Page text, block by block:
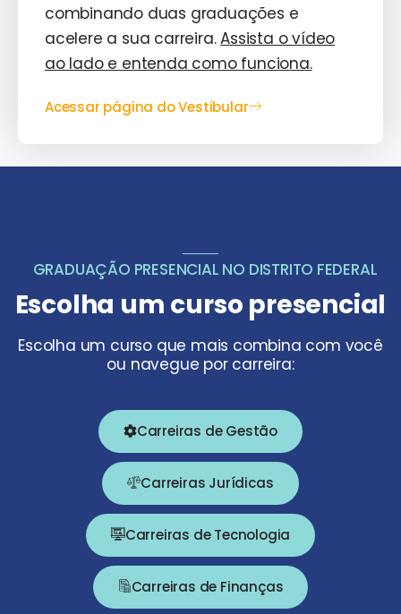
combinando duas graduações e
acelere a sua carreira.Assista o vídeo
ao lado e entenda como funciona.
Acessar página do Vestibular
GRADUAÇÃO PRESENCIAL NO DISTRITO FEDERAL
Escolha um curso presencial
Escolha um curso que mais combina com você
ou navegue por carreira:
Carreiras de Gestão
Carreiras Jurídicas
Carreiras de Tecnologia
Carreiras de Finanças